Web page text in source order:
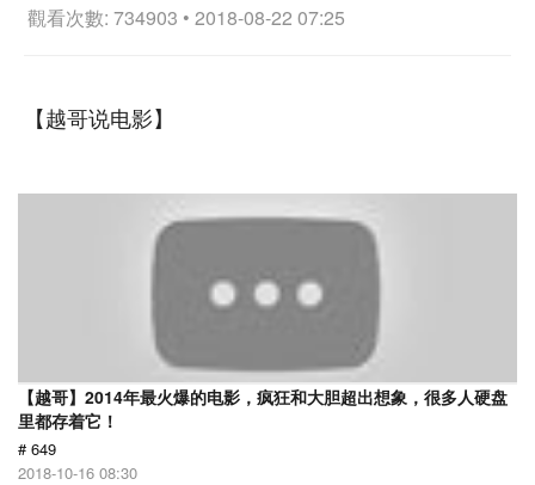
觀看次數: 734903 • 2018-08-22 07:25
【越哥说电影】
【越哥】2014年最火爆的电影，疯狂和大胆超出想象，很多人硬盘
里都存着它！
# 649
2018-10-16 08:30